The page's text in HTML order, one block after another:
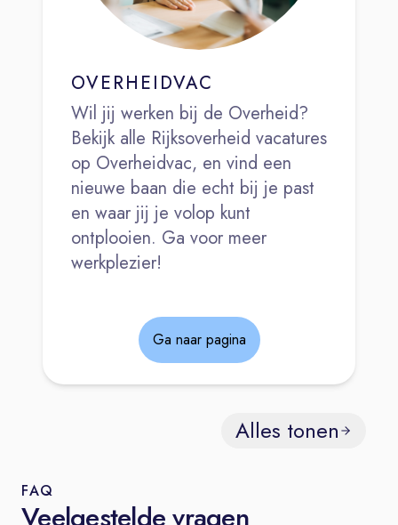
OVERHEIDVAC
Wil jij werken bij de Overheid?
Bekijk alle Rijksoverheid vacatures
op Overheidvac, en vind een
nieuwe baan die echt bij je past
en waar jij je volop kunt
ontplooien. Ga voor meer
werkplezier!
Ga naar pagina
Alles tonen
FAQ
Veelgestelde vragen